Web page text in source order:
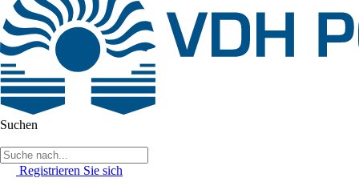
Suchen
Registrieren Sie sich